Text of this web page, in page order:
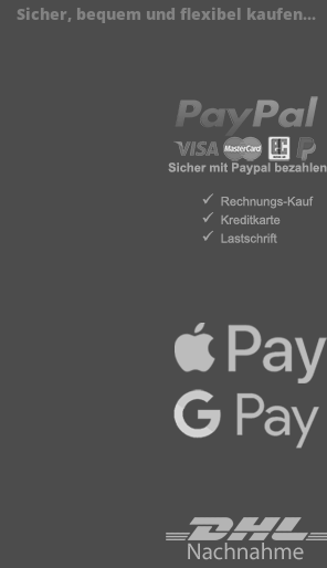
Sicher, bequem und flexibel kaufen...